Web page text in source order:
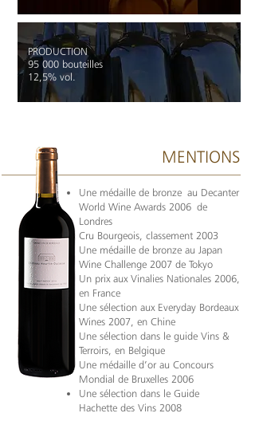
PRODUCTION
95 000 bouteilles
12,5% vol.
MENTIONS
Une médaille de bronze au Decanter
World Wine Awards 2006 de
Londres
Cru Bourgeois, classement 2003
Une médaille de bronze au Japan
Wine Challenge 2007 de Tokyo
Un prix aux Vinalies Nationales 2006,
en France
Une sélection aux Everyday Bordeaux
Wines 2007, en Chine
Une sélection dans le guide Vins &
Terroirs, en Belgique
Une médaille d’or au Concours
Mondial de Bruxelles 2006
Une sélection dans le Guide
Hachette des Vins 2008